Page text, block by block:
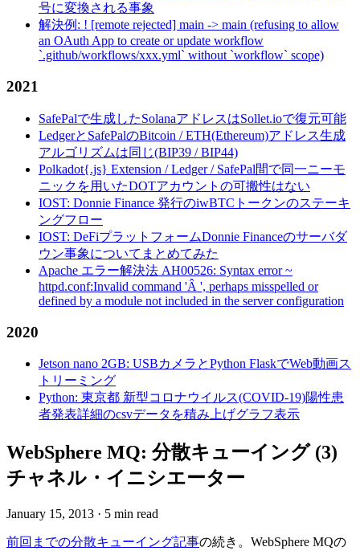
号に変換される事象
解決例: ! [remote rejected] main -> main (refusing to allow
an OAuth App to create or update workflow
`.github/workflows/xxx.yml` without `workflow` scope)
2021
SafePalで生成したSolanaアドレスはSollet.ioで復元可能
LedgerとSafePalのBitcoin / ETH(Ethereum)アドレス生成
アルゴリズムは同じ(BIP39 / BIP44)
Polkadot{.js} Extension / Ledger / SafePal間で同一ニーモ
ニックを用いたDOTアカウントの可搬性はない
IOST: Donnie Finance 発行のiwBTCトークンのステーキ
ングフロー
IOST: DeFiプラットフォームDonnie Financeのサーバダ
ウン事象についてまとめてみた
Apache エラー解決法 AH00526: Syntax error ~
httpd.conf:Invalid command 'Â ', perhaps misspelled or
defined by a module not included in the server configuration
2020
Jetson nano 2GB: USBカメラとPython FlaskでWeb動画ス
トリーミング
Python: 東京都 新型コロナウイルス(COVID-19)陽性患
者発表詳細のcsvデータを積み上げグラフ表示
WebSphere MQ: 分散キューイング (3)
チャネル・イニシエーター
January 15, 2013 · 5 min read
前回までの分散キューイング記事の続き。WebSphere MQの